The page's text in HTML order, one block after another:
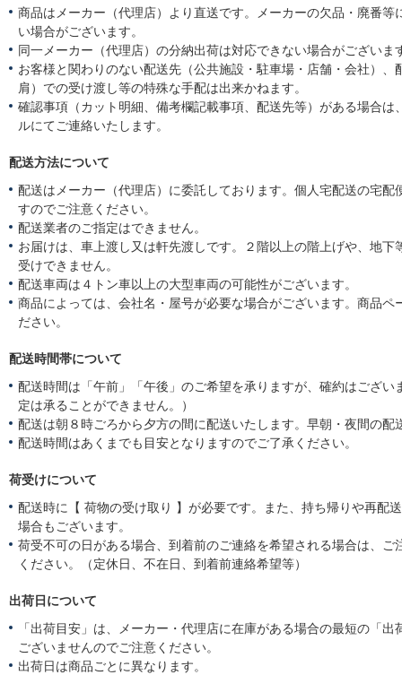
商品はメーカー（代理店）より直送です。メーカーの欠品・廃番等
い場合がございます。
同一メーカー（代理店）の分納出荷は対応できない場合がございま
お客様と関わりのない配送先（公共施設・駐車場・店舗・会社）、
肩）での受け渡し等の特殊な手配は出来かねます。
確認事項（カット明細、備考欄記載事項、配送先等）がある場合は
ルにてご連絡いたします。
配送方法について
配送はメーカー（代理店）に委託しております。個人宅配送の宅配
すのでご注意ください。
配送業者のご指定はできません。
お届けは、車上渡し又は軒先渡しです。２階以上の階上げや、地下
受けできません。
配送車両は４トン車以上の大型車両の可能性がございます。
商品によっては、会社名・屋号が必要な場合がございます。商品ペ
ださい。
配送時間帯について
配送時間は「午前」「午後」のご希望を承りますが、確約はござい
定は承ることができません。）
配送は朝８時ごろから夕方の間に配送いたします。早朝・夜間の配
配送時間はあくまでも目安となりますのでご了承ください。
荷受けについて
配送時に【 荷物の受け取り 】が必要です。また、持ち帰りや再配
場合もございます。
荷受不可の日がある場合、到着前のご連絡を希望される場合は、ご
ください。（定休日、不在日、到着前連絡希望等）
出荷日について
「出荷目安」は、メーカー・代理店に在庫がある場合の最短の「
ございませんのでご注意ください。
出荷日は商品ごとに異なります。